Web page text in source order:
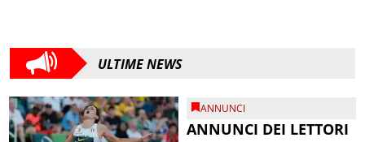
ULTIME NEWS
ANNUNCI
ANNUNCI DEI LETTORI